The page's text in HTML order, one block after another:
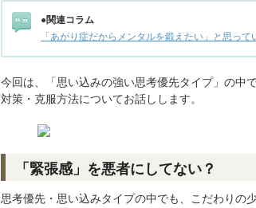
●関連コラム
「あがり症だからメンタルを鍛えたい」と思っ
今回は、「思い込みの強い思考優先タイプ」の中
対策・克服方法についてお話しします。
「緊張感」を悪者にしてない？
思考優先・思い込みタイプの中でも、こだわりの